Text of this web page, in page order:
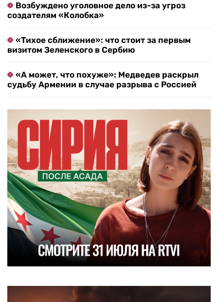
Возбуждено уголовное дело из-за угроз
создателям «Колобка»
«Тихое сближение»: что стоит за первым
визитом Зеленского в Сербию
«А может, что похуже»: Медведев раскрыл
судьбу Армении в случае разрыва с Россией